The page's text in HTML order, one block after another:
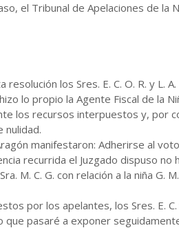
el Tribunal de Apelaciones de la
los Sres. E. C. O. R. y L.
lo propio la Agente Fiscal de la
los recursos interpuestos y, por
manifestaron: Adherirse al
recurrida el Juzgado dispuso
M. C. G. con relación a la niña
por los apelantes, los Sres. E.
que pasaré a exponer